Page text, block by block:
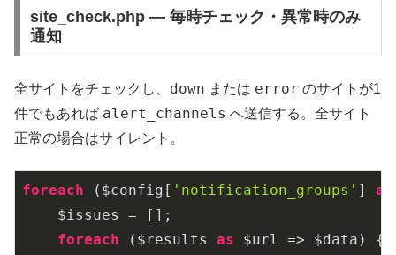
site_check.php — 毎時チェック・異常時のみ
通知
全サイトをチェックし、 down または error のサイトが1
件でもあれば alert_channels へ送信する。全サイト
正常の場合はサイレント。
foreach ($config[ 'notification_groups' ] as
    $issues = [];
foreach ($results as $url => $data) {